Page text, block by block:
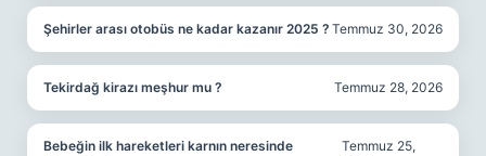
Şehirler arası otobüs ne kadar kazanır 2025 ? Temmuz 30, 2026
Tekirdağ kirazı meşhur mu ? Temmuz 28, 2026
Bebeğin ilk hareketleri karnın neresinde
Temmuz 25,